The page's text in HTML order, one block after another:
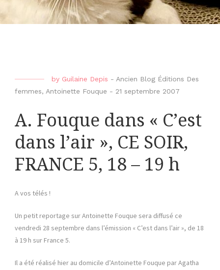
by Guilaine Depis - Ancien Blog Éditions Des
femmes, Antoinette Fouque - 21 septembre 2007
A. Fouque dans « C’est
dans l’air », CE SOIR,
FRANCE 5, 18 – 19 h
A vos télés !
Un petit reportage sur Antoinette Fouque sera diffusé ce
vendredi 28 septembre dans l’émission « C’est dans l’air », de 18
à 19 h sur France 5.
Il a été réalisé hier au domicile d’Antoinette Fouque par Agatha